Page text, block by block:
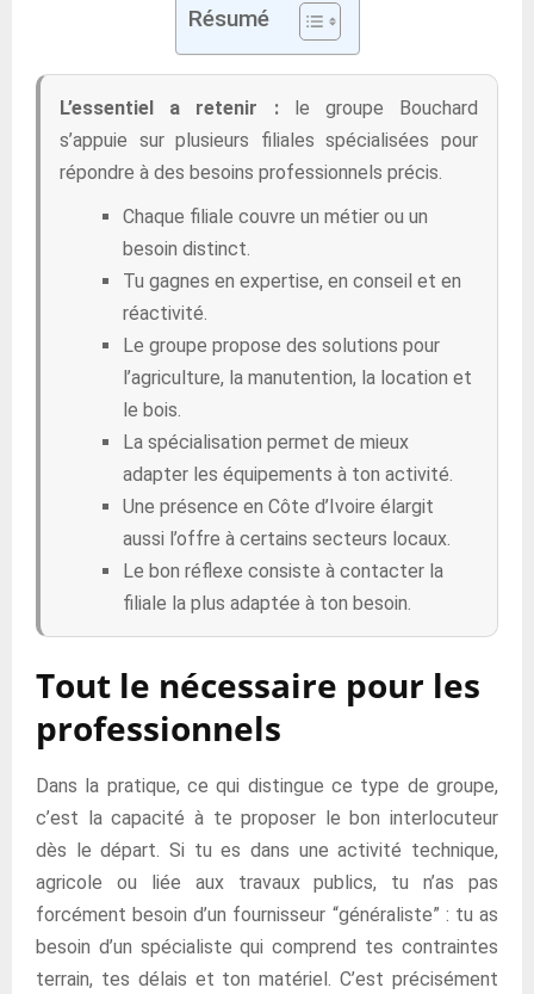
Résumé
L’essentiel a retenir :le groupe Bouchard
s’appuie sur plusieurs filiales spécialisées pour
répondre à des besoins professionnels précis.
Chaque filiale couvre un métier ou un
besoin distinct.
Tu gagnes en expertise, en conseil et en
réactivité.
Le groupe propose des solutions pour
l’agriculture, la manutention, la location et
le bois.
La spécialisation permet de mieux
adapter les équipements à ton activité.
Une présence en Côte d’Ivoire élargit
aussi l’offre à certains secteurs locaux.
Le bon réflexe consiste à contacter la
filiale la plus adaptée à ton besoin.
Tout le nécessaire pour les
professionnels
Dans la pratique, ce qui distingue ce type de groupe,
c’est la capacité à te proposer le bon interlocuteur
dès le départ. Si tu es dans une activité technique,
agricole ou liée aux travaux publics, tu n’as pas
forcément besoin d’un fournisseur “généraliste” : tu as
besoin d’un spécialiste qui comprend tes contraintes
terrain, tes délais et ton matériel. C’est précisément